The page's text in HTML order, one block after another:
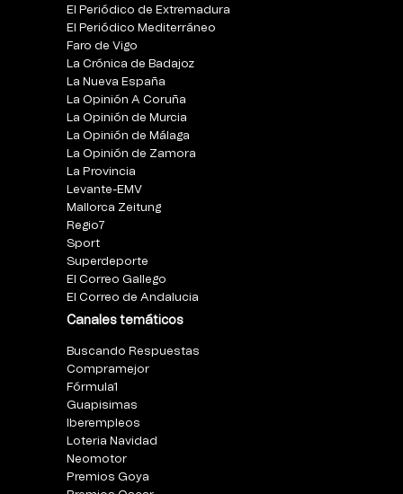
El Periódico de Extremadura
El Periódico Mediterráneo
Faro de Vigo
La Crónica de Badajoz
La Nueva España
La Opinión A Coruña
La Opinión de Murcia
La Opinión de Málaga
La Opinión de Zamora
La Provincia
Levante-EMV
Mallorca Zeitung
Regio7
Sport
Superdeporte
El Correo Gallego
El Correo de Andalucia
Canales temáticos
Buscando Respuestas
Compramejor
Fórmula1
Guapisimas
Iberempleos
Loteria Navidad
Neomotor
Premios Goya